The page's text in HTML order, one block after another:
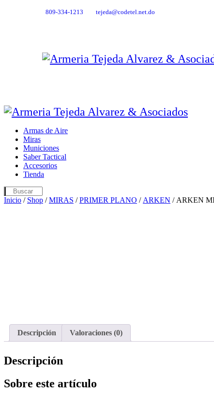
809-334-1213 tejeda@codetel.net.do
Armas de Aire
Miras
Municiones
Saber Tactical
Accesorios
Tienda
Inicio / Shop /MIRAS /PRIMER PLANO /ARKEN / ARKEN
Descripción Valoraciones (0)
Descripción
Sobre este artículo